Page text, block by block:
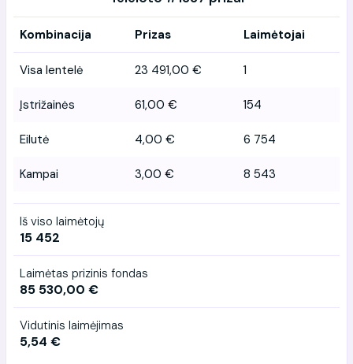
Kombinacija Prizas Laimėtojai
Visa lentelė 23 491,00 € 1
Įstrižainės 61,00 € 154
Eilutė 4,00 € 6 754
Kampai 3,00 € 8 543
Iš viso laimėtojų
15 452
Laimėtas prizinis fondas
85 530,00 €
Vidutinis laimėjimas
5,54 €